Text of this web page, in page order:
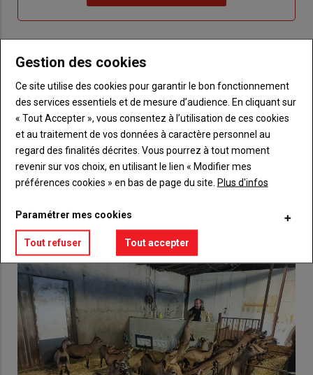
de
passe"
me
connecte"
Sous-
Vous n'êtes pas abonné(e)
TITRE CRÉEZ UN COMPTE
BodyChoisissez votre formule et créez votre
compte pour accéder à tout {nom-site}.
Lien Créez un compte
Gestion des cookies
Ce site utilise des cookies pour garantir le bon fonctionnement
des services essentiels et de mesure d’audience. En cliquant sur
« Tout Accepter », vous consentez à l’utilisation de ces cookies
et au traitement de vos données à caractère personnel au
regard des finalités décrites. Vous pourrez à tout moment
revenir sur vos choix, en utilisant le lien « Modifier mes
préférences cookies » en bas de page du site. Plus d'infos
Paramétrer mes cookies
Tout refuser Tout accepter